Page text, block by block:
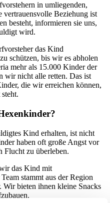
in umliegenden,
vertrauensvolle Beziehung ist
besteht, informieren sie uns,
wird.
das Kind
schützen, bis wir es abholen
mehr als 15.000 Kinder der
wir nicht alle retten. Das ist
die wir erreichen können,
Kind erhalten, ist nicht
haben oft große Angst vor
Flucht zu überleben.
das Kind mit
stammt aus der Region
bieten ihnen kleine Snacks